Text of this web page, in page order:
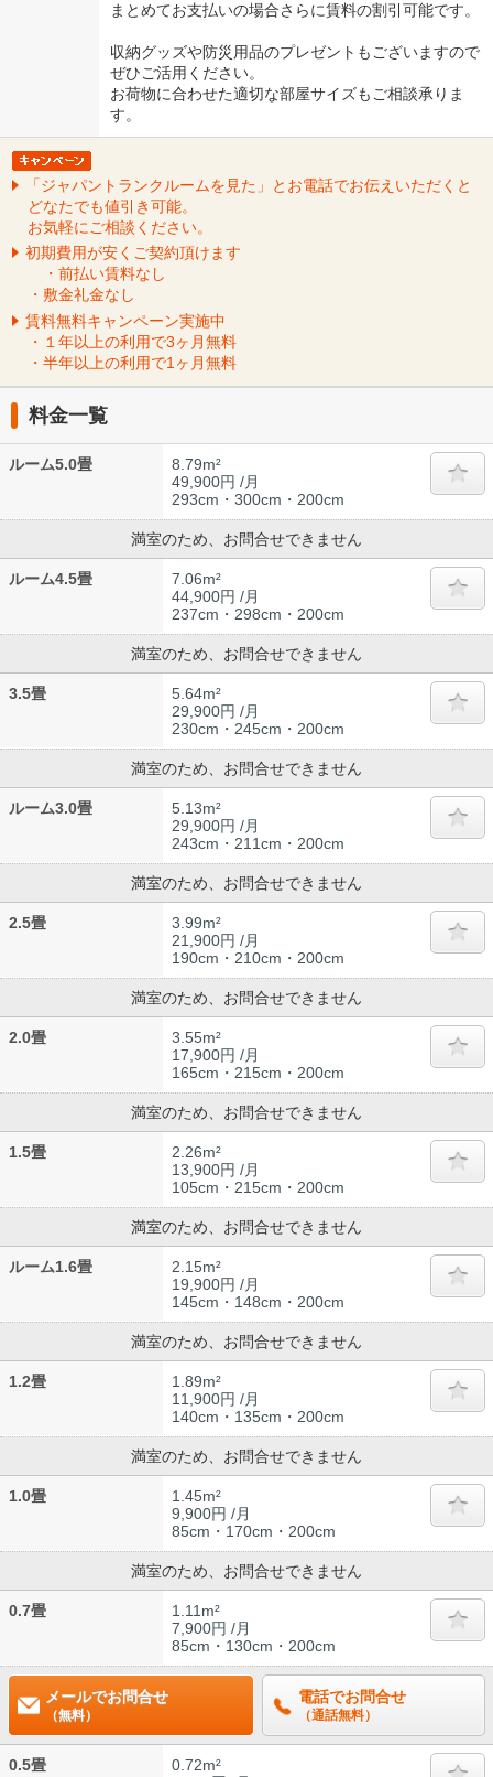
まとめてお支払いの場合さらに賃料の割引可能です。
収納グッズや防災用品のプレゼントもございますので
ぜひご活用ください。
お荷物に合わせた適切な部屋サイズもご相談承りま
す。
「ジャパントランクルームを見た」とお電話でお伝えいただくと
どなたでも値引き可能。
お気軽にご相談ください。
初期費用が安くご契約頂けます
・前払い賃料なし
・敷金礼金なし
賃料無料キャンペーン実施中
・１年以上の利用で3ヶ月無料
・半年以上の利用で1ヶ月無料
料金一覧
ルーム5.0畳
8.79m²
49,900円 /月
293cm・300cm・200cm
満室のため、お問合せできません
ルーム4.5畳
7.06m²
44,900円 /月
237cm・298cm・200cm
満室のため、お問合せできません
3.5畳
5.64m²
29,900円 /月
230cm・245cm・200cm
満室のため、お問合せできません
ルーム3.0畳
5.13m²
29,900円 /月
243cm・211cm・200cm
満室のため、お問合せできません
2.5畳
3.99m²
21,900円 /月
190cm・210cm・200cm
満室のため、お問合せできません
2.0畳
3.55m²
17,900円 /月
165cm・215cm・200cm
満室のため、お問合せできません
1.5畳
2.26m²
13,900円 /月
105cm・215cm・200cm
満室のため、お問合せできません
ルーム1.6畳
2.15m²
19,900円 /月
145cm・148cm・200cm
満室のため、お問合せできません
1.2畳
1.89m²
11,900円 /月
140cm・135cm・200cm
満室のため、お問合せできません
1.0畳
1.45m²
9,900円 /月
85cm・170cm・200cm
満室のため、お問合せできません
0.7畳
1.11m²
7,900円 /月
85cm・130cm・200cm
メールでお問合せ
（無料）
電話でお問合せ
（通話無料）
0.5畳
0.72m²